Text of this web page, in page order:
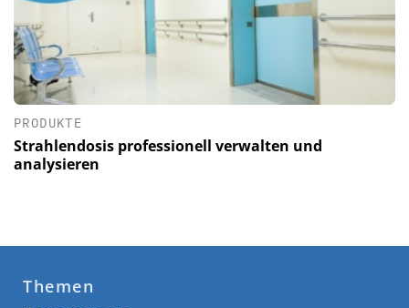
PRODUKTE
Strahlendosis professionell verwalten und
analysieren
Themen